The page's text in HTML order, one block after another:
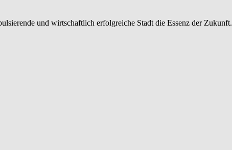
und wirtschaftlich erfolgreiche Stadt die Essenz der Zukunft.